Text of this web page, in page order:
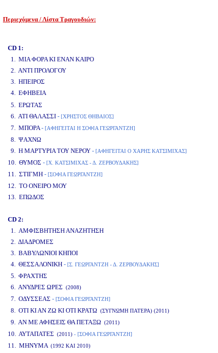
Περιεχόμενα / Λίστα Τραγουδιών:
CD 1:
1. ΜΙΑ ΦΟΡΑ ΚΙ ΕΝΑΝ ΚΑΙΡΟ
2. ΑΝΤΙ ΠΡΟΛΟΓΟΥ
3. ΗΠΕΙΡΟΣ
4. ΕΦΗΒΕΙΑ
5. ΕΡΩΤΑΣ
6. ΑΤΙ ΘΑΛΑΣΣΙ - [ΧΡΗΣΤΟΣ ΘΗΒΑΙΟΣ]
7. ΜΠΟΡΑ- [ΑΦΗΓΕΙΤΑΙ Η ΣΟΦΙΑ ΓΕΩΡΓΑΝΤΖΗ]
8. ΨΑΧΝΩ
9. Η ΜΑΡΤΥΡΙΑ ΤΟΥ ΝΕΡΟΥ - [ΑΦΗΓΕΙΤΑΙ Ο ΧΑΡΗΣ ΚΑΤΣΙΜΙΧΑΣ]
10. ΘΥΜΟΣ - [Χ. ΚΑΤΣΙΜΙΧΑΣ - Δ. ΖΕΡΒΟΥΔΑΚΗΣ]
11. ΣΤΙΓΜΗ - [ΣΟΦΙΑ ΓΕΩΡΓΑΝΤΖΗ]
12. ΤΟ ΟΝΕΙΡΟ ΜΟΥ
13. ΕΠΩΔΟΣ
CD 2:
1. ΑΜΦΙΣΒΗΤΗΣΗ ΑΝΑΖΗΤΗΣΗ
2. ΔΙΑΔΡΟΜΕΣ
3. ΒΑΒΥΛΩΝΙΟΙ ΚΗΠΟΙ
4. ΘΕΣΣΑΛΟΝΙΚΗ - [Σ. ΓΕΩΡΓΑΝΤΖΗ - Δ. ΖΕΡΒΟΥΔΑΚΗΣ]
5. ΦΡΑΧΤΗΣ
6. ΑΝΥΔΡΕΣ ΩΡΕΣ (2008)
7. ΟΔΥΣΣΕΑΣ - [ΣΟΦΙΑ ΓΕΩΡΓΑΝΤΖΗ]
8. ΟΤΙ ΚΙ ΑΝ ΖΩ ΚΙ ΟΤΙ ΚΡΑΤΩ (ΣΥΓΝΩΜΗ ΠΑΤΕΡΑ) (2011)
9. ΑΝ ΜΕ ΑΦΗΣΕΙΣ ΘΑ ΠΕΤΑΞΩ (2011)
10. ΑΥΤΑΠΑΤΕΣ (2011) - [ΣΟΦΙΑ ΓΕΩΡΓΑΝΤΖΗ]
11. ΜΗΝΥΜΑ (1992 ΚΑΙ 2010)